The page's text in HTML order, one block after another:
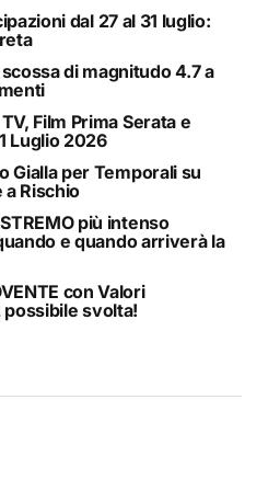
dal 27 al 31 luglio:
di magnitudo 4.7 a
Film Prima Serata e
Luglio 2026
Gialla per Temporali su
Rischio
più intenso
e quando arriverà la
con Valori
possibile svolta!